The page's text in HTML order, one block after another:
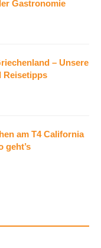
Gastronomie
– Unsere
Reisetipps
am T4 California
geht’s